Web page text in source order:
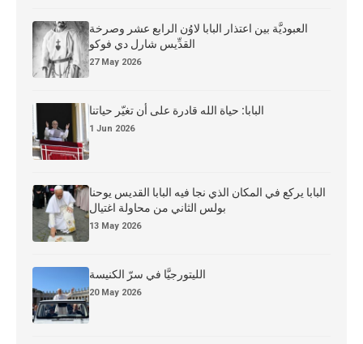
العبوديَّة بين اعتذار البابا لاوُن الرابع عشر وصرخة
القدِّيس شارل دي فوكو
27 May 2026
البابا: حياة الله قادرة على أن تغيّر حياتنا
1 Jun 2026
البابا يركع في المكان الذي نجا فيه البابا القديس يوحنا
بولس الثاني من محاولة اغتيال
13 May 2026
الليتورجيَّا في سرّ الكنيسة
20 May 2026